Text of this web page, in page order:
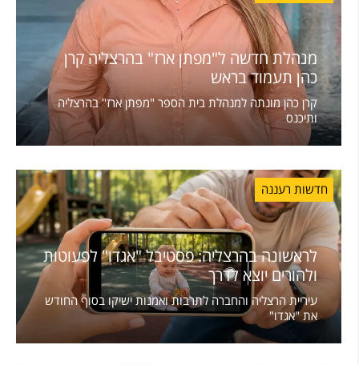
מנהלת חדשה ל"מפתן ארז" בהרצליה קרן
כהן תעמוד בראש
קרן כהן מונתה למנהלת בית הספר "מפתן ארז" בהרצליה
ותיכנס
חדשות רעננה
לראשונה בהרצליה: פסטיבל "אגדו" לפעוטות
ולהורים יוצא לדרך
עיריית הרצליה והחברה לתרבות ואמנות ישיקו בסוף החודש
את "אגדו"